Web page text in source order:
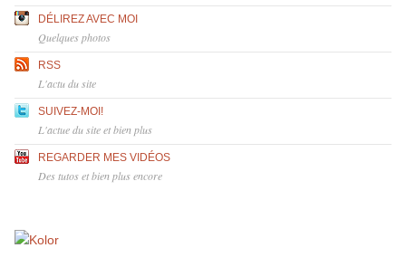
DÉLIREZ AVEC MOI
Quelques photos
RSS
L'actu du site
SUIVEZ-MOI!
L'actue du site et bien plus
REGARDER MES VIDÉOS
Des tutos et bien plus encore